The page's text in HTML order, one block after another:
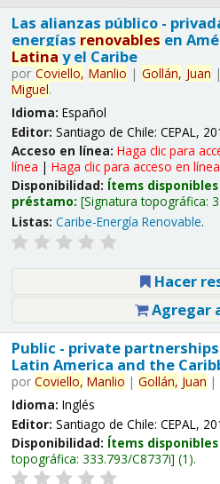
Las alianzas público -
energías renovables en
Latina y el Caribe
por Coviello, Manlio | Gollán, Juan |
Miguel.
Idioma: Español
Editor: Santiago de Chile: CEPAL,
Acceso en línea: Haga clic para
línea | Haga clic para acceso en línea
Disponibilidad: Ítems
préstamo: Signatura topográfica:
Listas: Caribe-Energía Renovable.
Hacer
Agregar
Public - private
Latin America and the
por Coviello, Manlio | Gollán, Juan |
Idioma: Inglés
Editor: Santiago de Chile: CEPAL,
Disponibilidad: Ítems
topográfica: 333.793/C8737i (1).